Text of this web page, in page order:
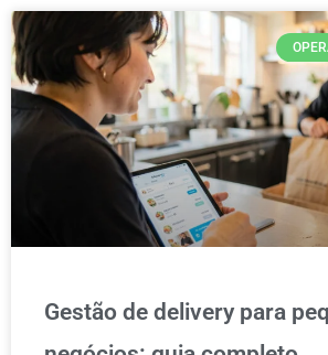
Gestão de delivery para